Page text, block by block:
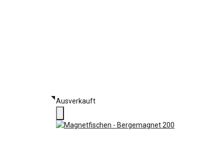
Ausverkauft